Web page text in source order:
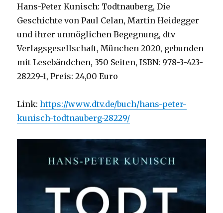
Hans-Peter Kunisch: Todtnauberg, Die
Geschichte von Paul Celan, Martin Heidegger
und ihrer unmöglichen Begegnung, dtv
Verlagsgesellschaft, München 2020, gebunden
mit Lesebändchen, 350 Seiten, ISBN: 978-3-423-
28229-1, Preis: 24,00 Euro
Link:https://www.dtv.de/buch/hans-peter-
kunisch-todtnauberg-28229/